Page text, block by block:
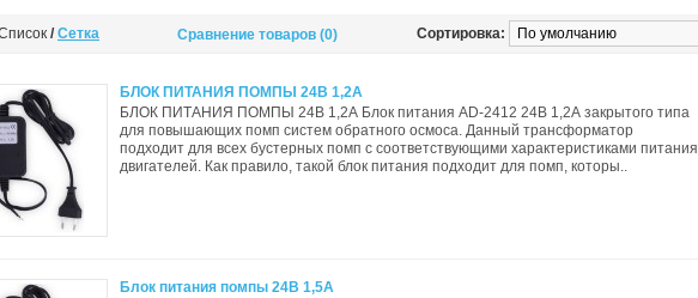
/ Сетка Сравнение товаров (0) Сортировка:
БЛОК ПИТАНИЯ ПОМПЫ 24В 1,2А
БЛОК ПИТАНИЯ ПОМПЫ 24В 1,2А Блок питания AD-2412 24В 1,2А закрытого типа
для повышающих помп систем обратного осмоса. Данный трансформатор
подходит для всех бустерных помп с соответствующими характеристиками питания
двигателей. Как правило, такой блок питания подходит для помп, которы..
Блок питания помпы 24В 1,5А